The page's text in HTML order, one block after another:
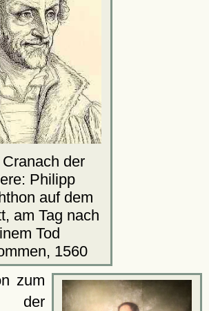
der
Philipp
auf dem
am Tag nach
Tod
1560
zum
der